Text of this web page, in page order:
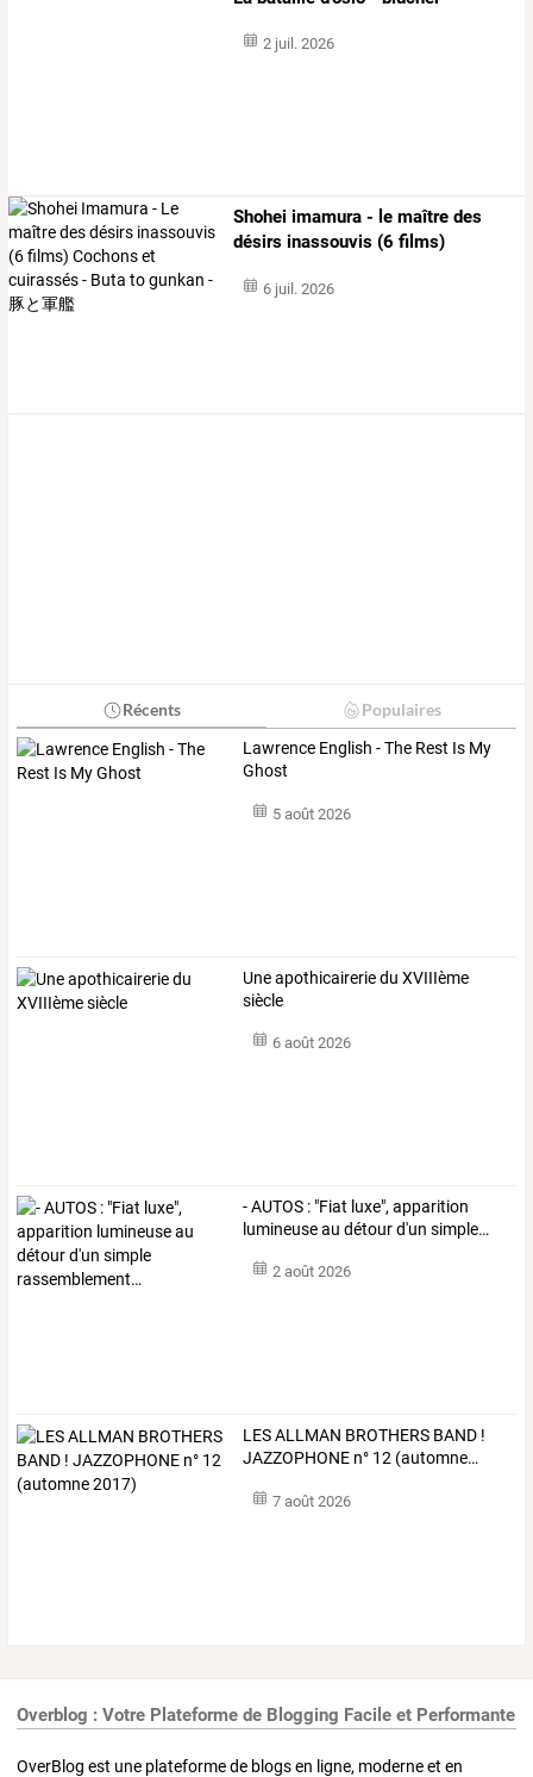
2 juil. 2026
Shohei imamura - le maître des
désirs inassouvis (6 films)
6 juil. 2026
Récents Populaires
Lawrence English - The Rest Is My
Ghost
5 août 2026
Une apothicairerie du XVIIIème
siècle
6 août 2026
-AUTOS : "Fiat luxe", apparition
lumineuseau détourd'un simple…
2 août 2026
LESALLMAN BROTHERS BAND !
JAZZOPHONE n° 12 (automne…
7 août 2026
Overblog : Votre Plateforme de Blogging Facile et Performante
OverBlog est une plateforme de blogs en ligne, moderne et en